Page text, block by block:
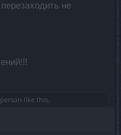
не
like this.